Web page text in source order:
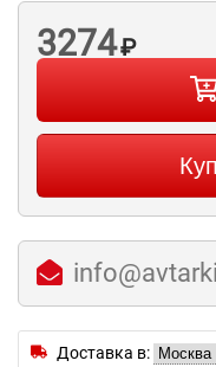
3274₽
Доставка в: